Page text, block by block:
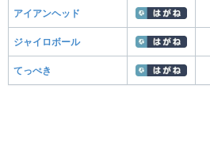
アイアンヘッド
ジャイロボール
てっぺき